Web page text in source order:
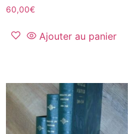
60,00€
Ajouter au panier